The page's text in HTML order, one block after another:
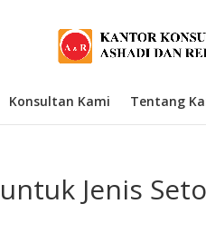
Konsultan Kami Tentang
Jenis